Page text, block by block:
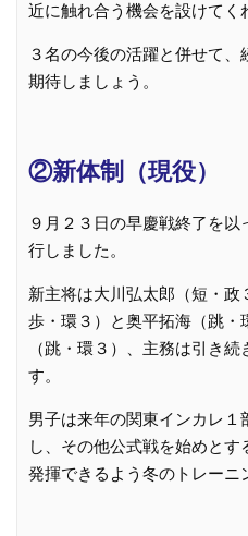
近に触れ合う機会を設けてく
３名の今後の活躍と併せて
期待しましょう。
②新体制（現役）
９月２３日の早慶戦終了を
行しました。
新主将は大川弘太郎（短・
歩・環３）と奥平拓海（跳
（跳・環３）、主務は引き
す。
男子は来年の関東インカレ１
し、その他公式戦を始めと
発揮できるよう冬のトレーニ